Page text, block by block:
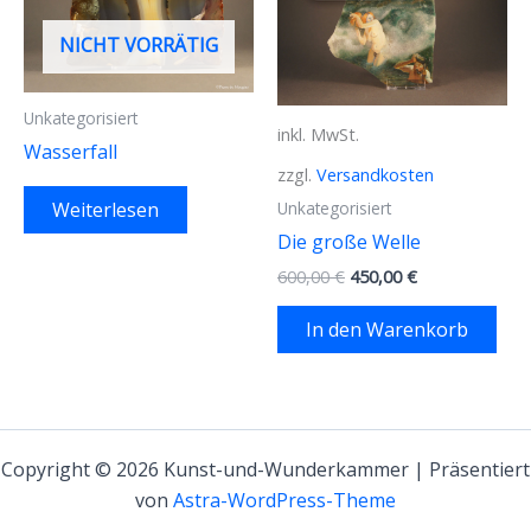
NICHT VORRÄTIG
Unkategorisiert
Wasserfall
Weiterlesen
inkl. MwSt.
zzgl. Versandkosten
Unkategorisiert
Die große Welle
600,00€ Ursprünglicher
war:
600,00 €
450,00€Aktueller
ist:
450,00 €.
In den Warenkorb
Copyright © 2026 Kunst-und-Wunderkammer | Präsentiert
von Astra-WordPress-Theme